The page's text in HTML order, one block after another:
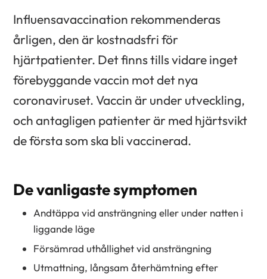
Influensavaccination rekommenderas
årligen, den är kostnadsfri för
hjärtpatienter. Det finns tills vidare inget
förebyggande vaccin mot det nya
coronaviruset. Vaccin är under utveckling,
och antagligen patienter är med hjärtsvikt
de första som ska bli vaccinerad.
De vanligaste symptomen
Andtäppa vid ansträngning eller under natten i
liggande läge
Försämrad uthållighet vid ansträngning
Utmattning, långsam återhämtning efter